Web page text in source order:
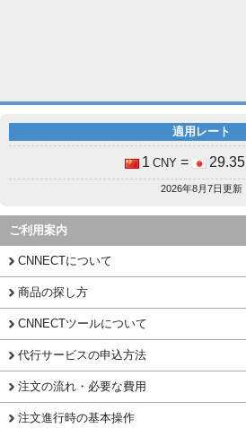
適用レート
1 CNY = 29.35
2026年8月7日更新
ご利用案内
CNNECTについて
商品の探し方
CNNECTツールについて
代行サービスの申込方法
注文の流れ・必要な費用
注文進行時の基本操作